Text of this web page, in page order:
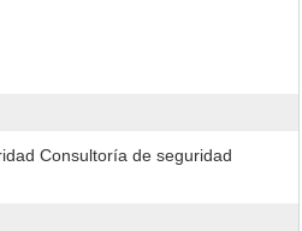
Consultoría de seguridad